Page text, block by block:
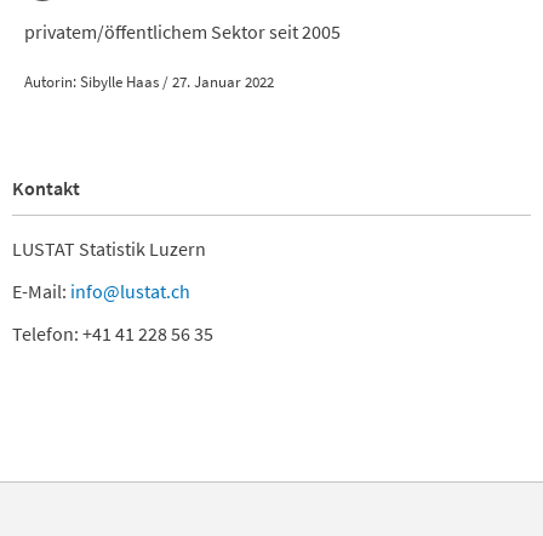
privatem/öffentlichem Sektor seit 2005
Autorin: Sibylle Haas / 27. Januar 2022
Kontakt
LUSTAT Statistik Luzern
E-Mail: info@lustat.ch
Telefon: +41 41 228 56 35